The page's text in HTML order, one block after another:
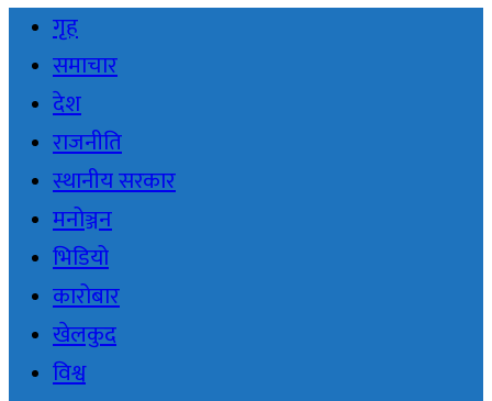
गृह
समाचार
देश
राजनीति
स्थानीय सरकार
मनोञ्जन
भिडियो
कारोबार
खेलकुद
विश्व